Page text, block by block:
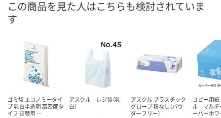
現在ご注文いただけ
現在ご注文いただけ
現在ご注文い
この商品を見た人はこちらも検討されていま
す
ゴミ袋 エコノミータイ
プ 乳白半透明 高密度タ
イプ 詰替用 …
アスクル レジ袋（乳
白）
アスクル プラスチック
グローブ 粉なし（パウ
ダーフリー）
コピー用
ル マルチ
ーパーホワ